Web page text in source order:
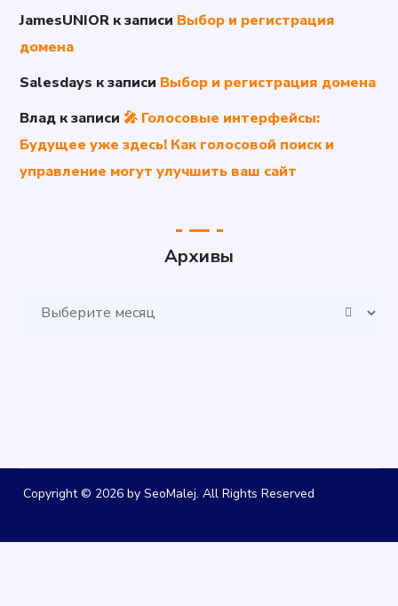
JamesUNIOR к записи Выбор и регистрация
домена
Salesdays к записи Выбор и регистрация домена
Влад к записи 🎤 Голосовые интерфейсы:
Будущее уже здесь! Как голосовой поиск и
управление могут улучшить ваш сайт
Архивы
Архивы
Copyright © 2026 by SeoMalej. All Rights Reserved